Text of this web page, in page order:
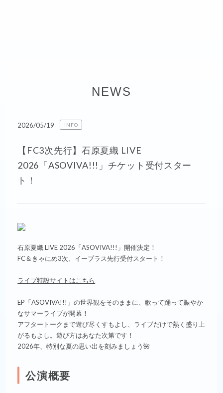
NEWS
2026/05/19 INFO
【FC3次先行】石原夏織 LIVE
2026「ASOVIVA!!!」チケット受付スター
ト！
石原夏織 LIVE 2026「ASOVIVA!!!」開催決定！
FC＆きゃにめ3次、イープラス先行受付スタート！
ライブ特設サイトはこちら
EP「ASOVIVA!!!」の世界観をそのままに、歌って踊って賑やか
なサマーライブが開幕！
アフタートークまで遊び尽くすもよし、ライブだけで熱く盛り上
がるもよし。遊び方はあなた次第です！
2026年、特別な夏の思い出を刻みましょう🌺
公演概要